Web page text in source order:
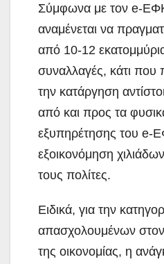
Σύμφωνα με τον e-
αναμένεται να
από 10-12
συναλλαγές, κάτι που
την κατάργηση
από και προς τα
εξυπηρέτησης του e-
εξοικονόμηση
τους πολίτες.
Ειδικά, για την
απασχολουμένων
της οικονομίας, η